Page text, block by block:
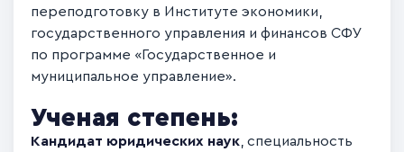
переподготовку в Институте экономики,
государственного управления и финансов СФУ
по программе «Государственное и
муниципальное управление».
Ученая степень:
Кандидат юридических наук , специальность